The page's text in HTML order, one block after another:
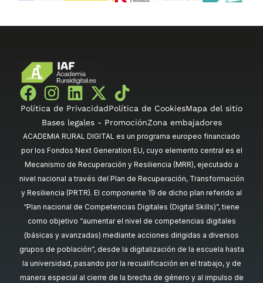
Política de PrivacidadPolítica de CookiesMapa del sitio
Bases legales - PromociónZona embajadores
ACADEMIA RURAL DIGITAL es un programa europeo financiado
por los Fondos Next Generation EU, cuyo elemento central es el
Mecanismo de Recuperación y Resiliencia (MRR), ejecutado a
nivel nacional a través del Plan de Recuperación, Transformación
y Resiliencia (PRTR). El componente 19 de dicho plan referido al
“Plan nacional de Competencias Digitales (Digital Skills)”, tiene
como objetivo “aumentar el nivel de competencias digitales
(básicas y avanzadas) mediante acciones dirigidas a diversos
grupos de población”, desde la digitalización de la escuela hasta
la universidad, pasando por la recualificación en el trabajo, y de
manera especial al cierre de la brecha de género y al impulso de